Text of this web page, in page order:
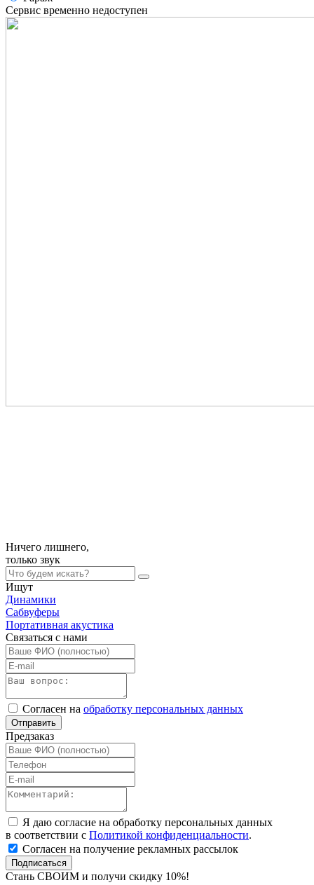
Сервис временно недоступен
Ничего лишнего,
только звук
Ищут
Динамики
Сабвуферы
Портативная акустика
Связаться с нами
Согласен на обработку персональных данных
Отправить
Предзаказ
Я даю согласие на обработку персональных данных
в соответствии с Политикой конфиденциальности.
Согласен на получение рекламных рассылок
Подписаться
Стань СВОИМ и получи скидку 10%!